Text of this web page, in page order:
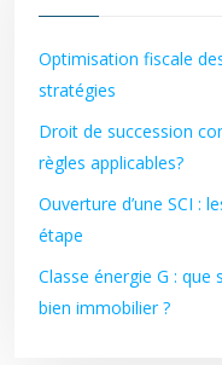
Optimisation fiscale
stratégies
Droit de succession
règles applicables?
Ouverture d’une SCI :
étape
Classe énergie G :
bien immobilier ?